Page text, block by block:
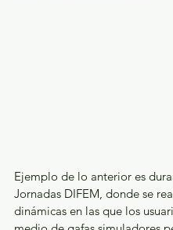
Ejemplo de lo anterior es
Jornadas DIFEM, donde se
dinámicas en las que los